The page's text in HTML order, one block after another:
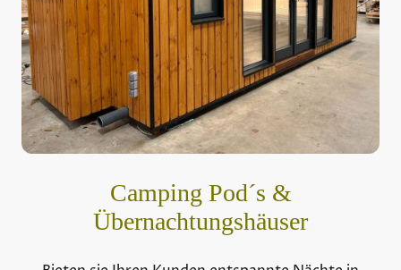
Camping Pod´s &
Übernachtungshäuser